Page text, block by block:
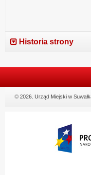
Historia strony
© 2026. Urząd Miejski w